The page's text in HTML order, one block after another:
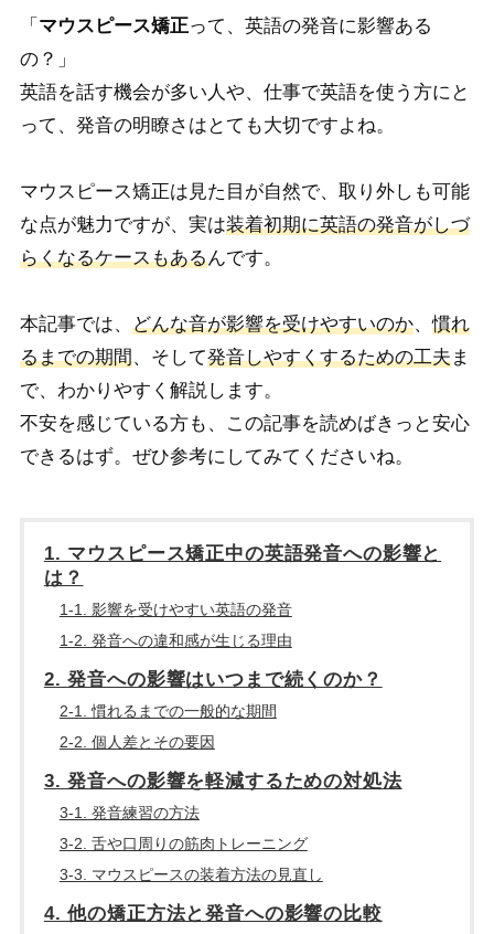
「 マウスピース矯正って、英語の発音に影響ある
の？」
英語を話す機会が多い人や、仕事で英語を使う方にと
って、発音の明瞭さはとても大切ですよね。
マウスピース矯正は見た目が自然で、取り外しも可能
な点が魅力ですが、実は装着初期に英語の発音がしづ
らくなるケースもあるんです。
本記事では、 どんな音が影響を受けやすいのか、慣れ
るまでの期間、そして発音しやすくするための工夫ま
で、わかりやすく解説します。
不安を感じている方も、この記事を読めばきっと安心
できるはず。ぜひ参考にしてみてくださいね。
1. マウスピース矯正中の英語発音への影響と
は？
1-1. 影響を受けやすい英語の発音
1-2. 発音への違和感が生じる理由
2. 発音への影響はいつまで続くのか？
2-1. 慣れるまでの一般的な期間
2-2. 個人差とその要因
3. 発音への影響を軽減するための対処法
3-1. 発音練習の方法
3-2. 舌や口周りの筋肉トレーニング
3-3. マウスピースの装着方法の見直し
4. 他の矯正方法と発音への影響の比較